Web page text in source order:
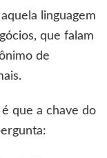
linguagem
que falam
de
que a chave do